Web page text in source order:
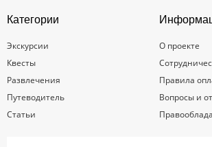
Категории
Экскурсии
Квесты
Развлечения
Путеводитель
Статьи
О проекте
Правила
Вопросы и